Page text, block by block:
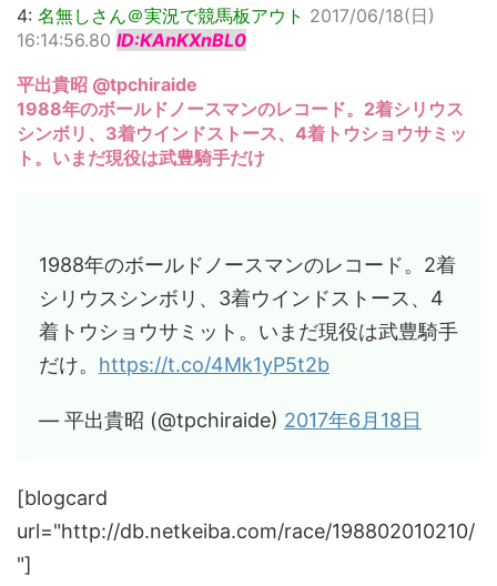
4: 名無しさん＠実況で競馬板アウト 2017/06/18(日)
16:14:56.80 ID:KAnKXnBL0
平出貴昭‏ @tpchiraide
1988年のボールドノースマンのレコード。2着シリウス
シンボリ、3着ウインドストース、4着トウショウサミッ
ト。いまだ現役は武豊騎手だけ
1988年のボールドノースマンのレコード。2着
シリウスシンボリ、3着ウインドストース、4
着トウショウサミット。いまだ現役は武豊騎手
だけ。 https://t.co/4Mk1yP5t2b
— 平出貴昭 (@tpchiraide) 2017年6月18日
[blogcard
url="http://db.netkeiba.com/race/198802010210/
"]